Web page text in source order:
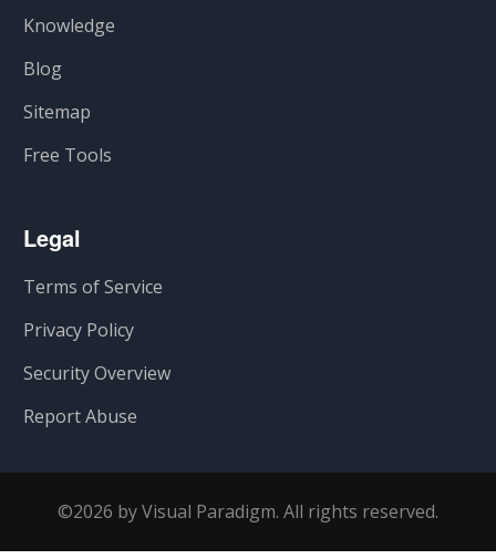
Knowledge
Blog
Sitemap
Free Tools
Legal
Terms of Service
Privacy Policy
Security Overview
Report Abuse
©2026 by Visual Paradigm. All rights reserved.